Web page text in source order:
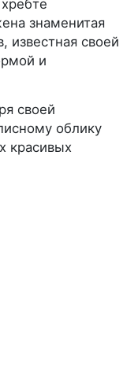
знаменитая
известная своей
и
своей
облику
красивых